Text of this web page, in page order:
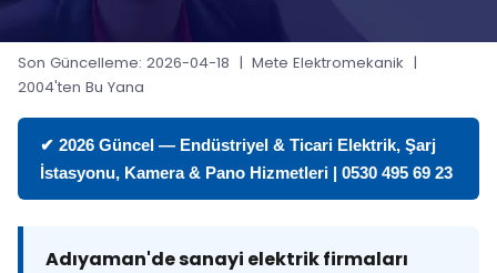
Son Güncelleme: 2026-04-18 | Mete Elektromekanik |
2004'ten Bu Yana
✔ 2026 Güncel — Endüstriyel & Ticari Elektrik, Şarj
İstasyonu, Kamera & Pano Hizmetleri | 0530 495 69 23
Adıyaman'de sanayi elektrik firmaları